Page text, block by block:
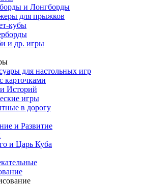
и Лонгборды
для прыжков
кубы
и др. игры
для настольных игр
карточками
Историй
игры
в дорогу
и Развитие
и Царь Куба